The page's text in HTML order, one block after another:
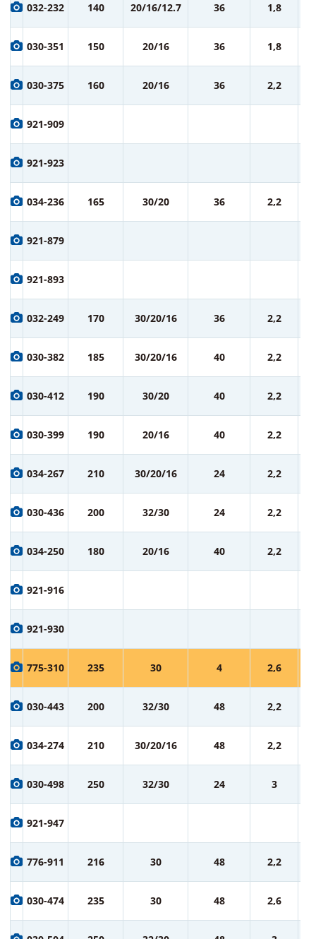
032-232 140 20/16/12.7 36 1,8
030-351 150 20/16 36 1,8
030-375 160 20/16 36 2,2
921-909
921-923
034-236 165 30/20 36 2,2
921-879
921-893
032-249 170 30/20/16 36 2,2
030-382 185 30/20/16 40 2,2
030-412 190 30/20 40 2,2
030-399 190 20/16 40 2,2
034-267 210 30/20/16 24 2,2
030-436 200 32/30 24 2,2
034-250 180 20/16 40 2,2
921-916
921-930
775-310 235 30 4 2,6
030-443 200 32/30 48 2,2
034-274 210 30/20/16 48 2,2
030-498 250 32/30 24 3
921-947
776-911 216 30 48 2,2
030-474 235 30 48 2,6